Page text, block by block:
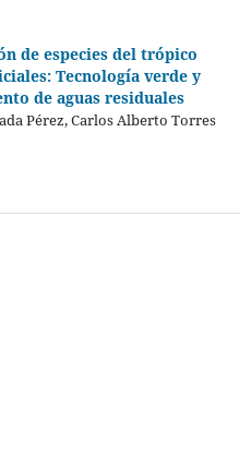
de especies del trópico
Tecnología verde y
de aguas residuales
Pérez, Carlos Alberto Torres